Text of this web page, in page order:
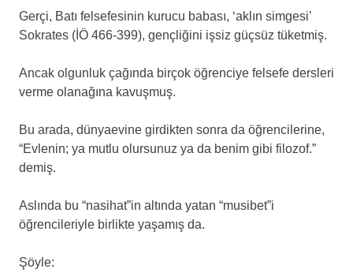
Gerçi, Batı felsefesinin kurucu babası, ‘aklın simgesi’
Sokrates (İÖ 466-399), gençliğini işsiz güçsüz tüketmiş.
Ancak olgunluk çağında birçok öğrenciye felsefe dersleri
verme olanağına kavuşmuş.
Bu arada, dünyaevine girdikten sonra da öğrencilerine,
“Evlenin; ya mutlu olursunuz ya da benim gibi filozof.”
demiş.
Aslında bu “nasihat”in altında yatan “musibet”i
öğrencileriyle birlikte yaşamış da.
Şöyle: